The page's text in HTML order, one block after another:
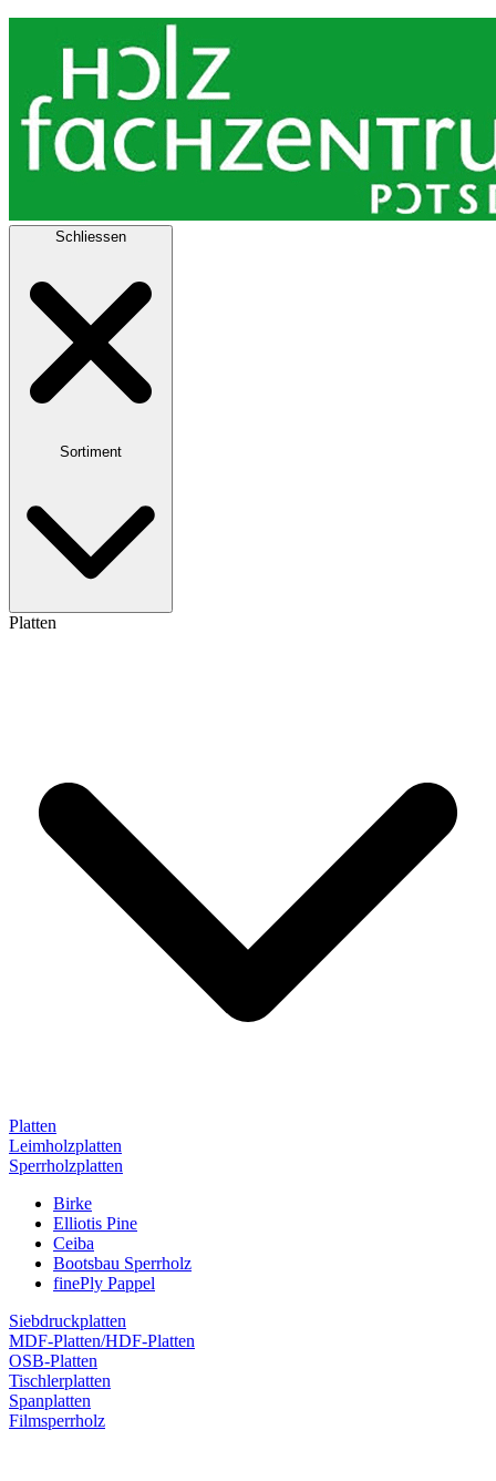
Schliessen
Sortiment
Platten
Platten
Leimholzplatten
Sperrholzplatten
Birke
Elliotis Pine
Ceiba
Bootsbau Sperrholz
finePly Pappel
Siebdruckplatten
MDF-Platten/HDF-Platten
OSB-Platten
Tischlerplatten
Spanplatten
Filmsperrholz